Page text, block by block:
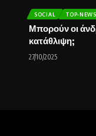
SOCIAL TOP-NEWS
Μπορούν οι
κατάθλιψη;
27/10/2025